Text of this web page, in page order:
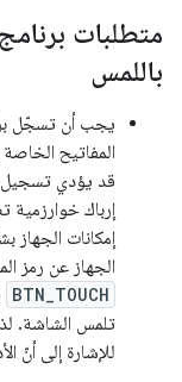
متطلبات
باللمس
يجب أن تسجّل
المفاتيح
قد يؤدي تسجيل
إرباك
إمكانات الجهاز
الجهاز عن رمز
BTN_TOUCH
تلمس الشاشة.
للإشارة إلى أنّ